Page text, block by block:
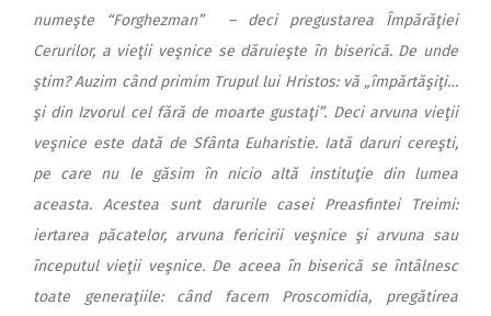
numeşte “Forghezman” – deci pregustarea Împărăţiei
Cerurilor, a vieţii veşnice se dăruieşte în biserică. De unde
ştim? Auzim când primim Trupul lui Hristos: vă „împărtăşiţi…
şi din Izvorul cel fără de moarte gustaţi”. Deci arvuna vieţii
veşnice este dată de Sfânta Euharistie. Iată daruri cereşti,
pe care nu le găsim în nicio altă instituţie din lumea
aceasta. Acestea sunt darurile casei Preasfintei Treimi:
iertarea păcatelor, arvuna fericirii veşnice şi arvuna sau
începutul vieţii veşnice. De aceea în biserică se întâlnesc
toate generaţiile: când facem Proscomidia, pregătirea